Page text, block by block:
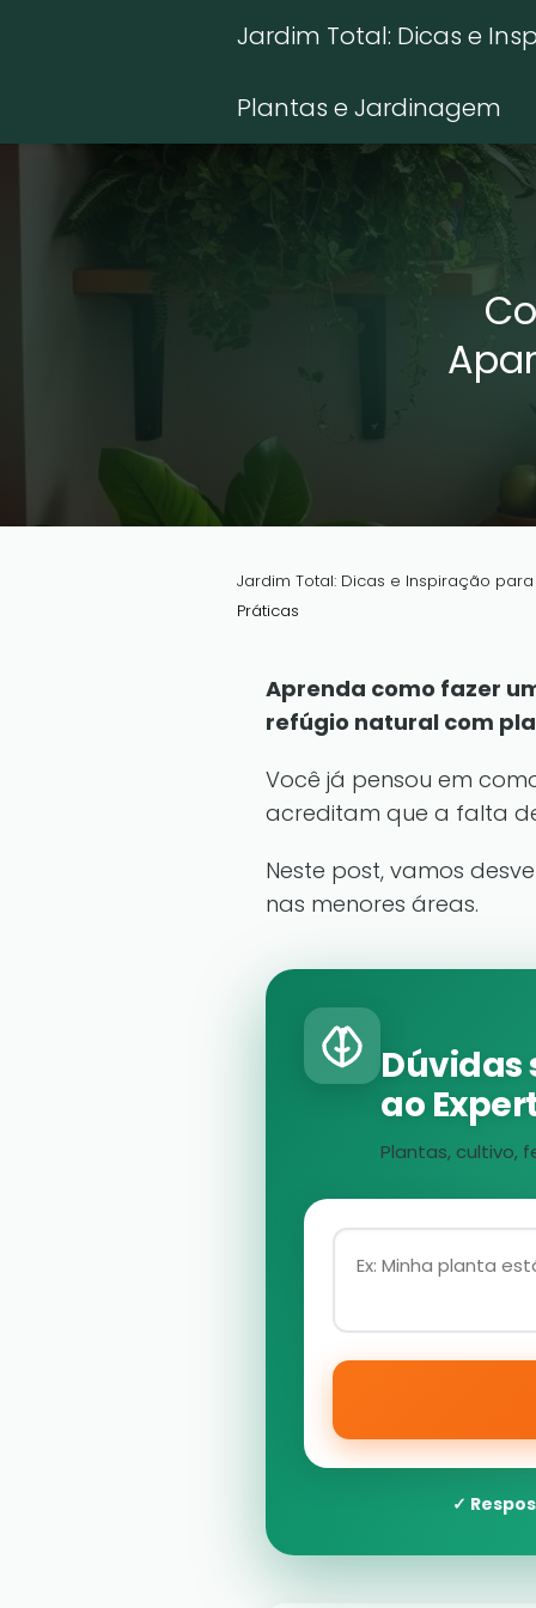
Jardim Total: Dicas e
Plantas e Jardinagem
Jardim Total: Dicas e Inspiração
Práticas
Aprenda como fazer
refúgio natural com
Você já pensou em
acreditam que a falta
Neste post, vamos
nas menores áreas.
Dúvidas
ao
Plantas, cultivo,
✓